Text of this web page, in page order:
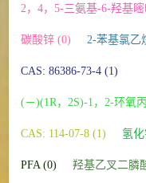
2，4，5-三氨基-6-羟基
碳酸锌 (0) 2-苯基氯乙
CAS: 86386-73-4 (1)
(－)(1R，2S)-1，2-环氧
CAS: 114-07-8 (1) 氢
PFA (0) 羟基乙叉二膦